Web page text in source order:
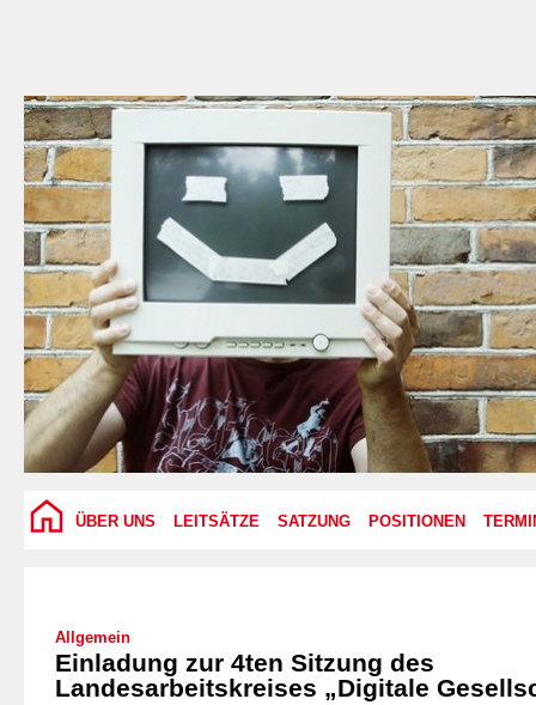
ÜBER UNS LEITSÄTZE SATZUNG POSITIONEN
Allgemein
Einladung zur 4ten Sitzung des
Landesarbeitskreises „Digitale